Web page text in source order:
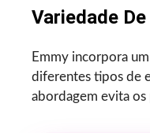
Variedade
Emmy incorpora um
diferentes tipos de
abordagem evita os